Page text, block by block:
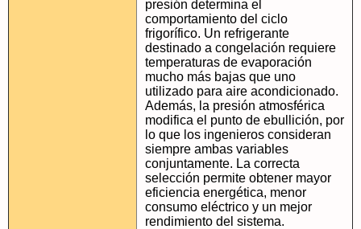
presión determina el
comportamiento del ciclo
frigorífico. Un refrigerante
destinado a congelación requiere
temperaturas de evaporación
mucho más bajas que uno
utilizado para aire acondicionado.
Además, la presión atmosférica
modifica el punto de ebullición, por
lo que los ingenieros consideran
siempre ambas variables
conjuntamente. La correcta
selección permite obtener mayor
eficiencia energética, menor
consumo eléctrico y un mejor
rendimiento del sistema.